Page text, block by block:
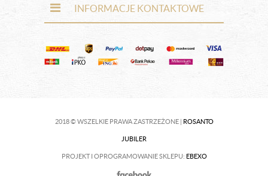
INFORMACJE KONTAKTOWE
2018 © WSZELKIE PRAWA ZASTRZEŻONE | ROSANTO
JUBILER
PROJEKT I OPROGRAMOWANIE SKLEPU: EBEXO